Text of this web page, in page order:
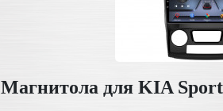
Магнитола для KIA